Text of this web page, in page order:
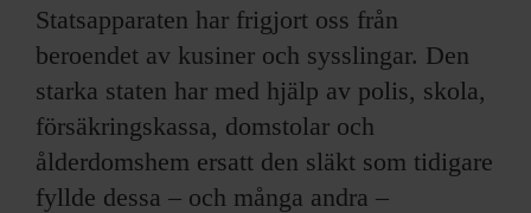
Statsapparaten har frigjort oss från
beroendet av kusiner och sysslingar. Den
starka staten har med hjälp av polis, skola,
försäkringskassa, domstolar och
ålderdomshem ersatt den släkt som tidigare
fyllde dessa – och många andra –